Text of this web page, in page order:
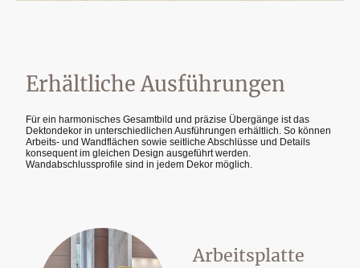
Erhältliche Ausführungen
Für ein harmonisches Gesamtbild und präzise Übergänge ist das
Dektondekor in unterschiedlichen Ausführungen erhältlich. So können
Arbeits- und Wandflächen sowie seitliche Abschlüsse und Details
konsequent im gleichen Design ausgeführt werden.
Wandabschlussprofile sind in jedem Dekor möglich.
Arbeitsplatte